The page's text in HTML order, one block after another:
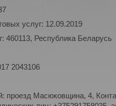
услуг: 12.09.2019
460113, Республика Беларусь
2043106
проезд Масюковщина, 4,